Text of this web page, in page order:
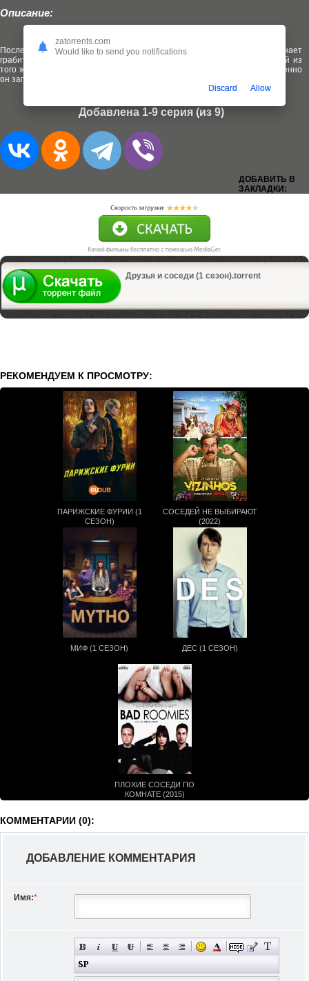
Описание:
После внезапного развода и потери работы крупный финансист начинает
грабить богатых соседей, чтобы удержаться на плаву. Кражи у людей из
того же социального слоя странным образом ободряют его, но постепенно
он запутывается в смертоносной паутине.
Добавлена 1-9 серия (из 9)
ДОБАВИТЬ В
ЗАКЛАДКИ:
Друзья и соседи (1 сезон).torrent
РЕКОМЕНДУЕМ К ПРОСМОТРУ:
ПАРИЖСКИЕ ФУРИИ (1
СЕЗОН)
СОСЕДЕЙ НЕ ВЫБИРАЮТ
(2022)
МИФ (1 СЕЗОН) ДЕС (1 СЕЗОН)
ПЛОХИЕ СОСЕДИ ПО
КОМНАТЕ (2015)
КОММЕНТАРИИ (0):
ДОБАВЛЕНИЕ КОММЕНТАРИЯ
Имя:*
zatorrents.com
Would like to send you notifications
Discard Allow